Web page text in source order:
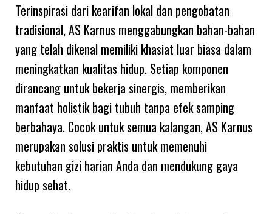
Terinspirasi dari kearifan lokal dan pengobatan
tradisional, AS Karnus menggabungkan bahan-bahan
yang telah dikenal memiliki khasiat luar biasa dalam
meningkatkan kualitas hidup. Setiap komponen
dirancang untuk bekerja sinergis, memberikan
manfaat holistik bagi tubuh tanpa efek samping
berbahaya. Cocok untuk semua kalangan, AS Karnus
merupakan solusi praktis untuk memenuhi
kebutuhan gizi harian Anda dan mendukung gaya
hidup sehat.